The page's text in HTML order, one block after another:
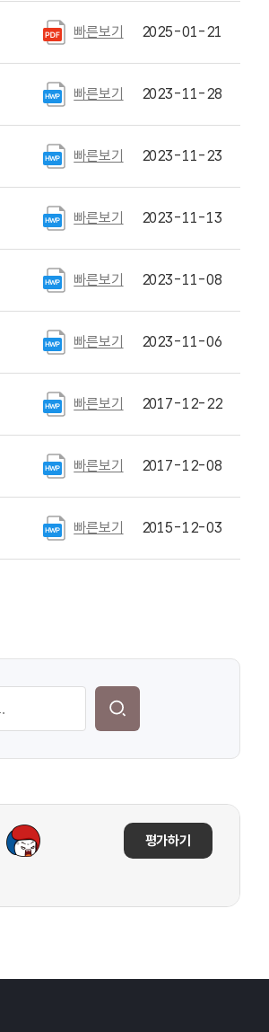
빠른보기 2025-01-21
빠른보기 2023-11-28
빠른보기 2023-11-23
빠른보기 2023-11-13
빠른보기 2023-11-08
빠른보기 2023-11-06
빠른보기 2017-12-22
빠른보기 2017-12-08
빠른보기 2015-12-03
평가하기